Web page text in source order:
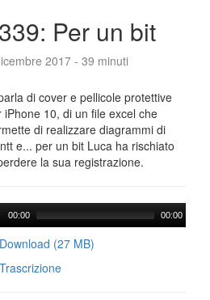
Per un bit
2017 - 39 minuti
di cover e pellicole protettive
iPhone 10, di un file excel che
di realizzare diagrammi di
e... per un bit Luca ha rischiato
la sua registrazione.
00:00 00:00
(27 MB)